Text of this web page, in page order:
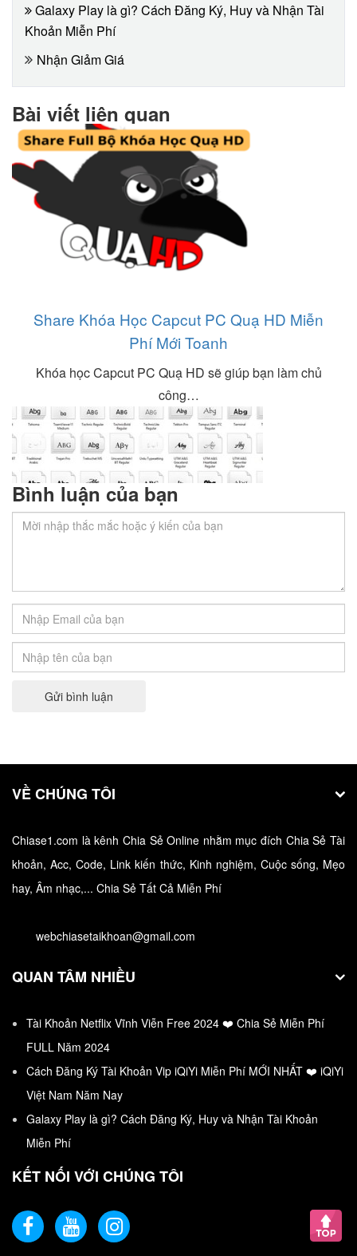
Galaxy Play là gì? Cách Đăng Ký, Huy và Nhận Tài
Khoản Miễn Phí
Nhận Giảm Giá
Bài viết liên quan
Share Khóa Học Capcut PC Quạ HD Miễn
Phí Mới Toanh
Khóa học Capcut PC Quạ HD sẽ giúp bạn làm chủ
công…
Font UTM - Tải UTM Font: Bộ 500 phông chữ
Font UTM là bộ font chữ tiếng Việt - là tên viết…
Tải Oxford Advanced Learner's Dictionary
9th phiên bản mới
nhà xuất bản Đại học Oxford.
Bình luận của bạn
Gửi bình luận
VỀ CHÚNG TÔI
Chiase1.com là kênh Chia Sẻ Online nhằm mục đích Chia Sẻ Tài
khoản, Acc, Code, Link kiến thức, Kinh nghiệm, Cuộc sống, Mẹo
hay, Âm nhạc,... Chia Sẻ Tất Cả Miễn Phí
webchiasetaikhoan@gmail.com
QUAN TÂM NHIỀU
Tài Khoản Netflix Vĩnh Viễn Free 2024 ❤️ Chia Sẻ Miễn Phí
FULL Năm 2024
Cách Đăng Ký Tài Khoản Vip iQiYi Miễn Phí MỚI NHẤT ❤️ iQiYi
Việt Nam Năm Nay
Galaxy Play là gì? Cách Đăng Ký, Huy và Nhận Tài Khoản
Miễn Phí
KẾT NỐI VỚI CHÚNG TÔI